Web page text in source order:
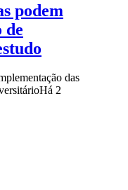
podem
de
das
Há 2